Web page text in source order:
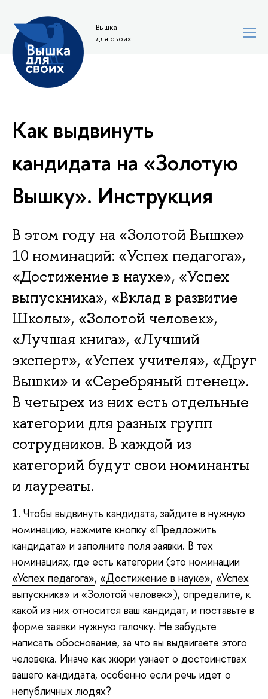
Вышка
для своих
Как выдвинуть
кандидата на «Золотую
Вышку». Инструкция
В этом году на «Золотой Вышке»
10 номинаций: «Успех педагога»,
«Достижение в науке», «Успех
выпускника», «Вклад в развитие
Школы», «Золотой человек»,
«Лучшая книга», «Лучший
эксперт», «Успех учителя», «Друг
Вышки» и «Серебряный птенец».
В четырех из них есть отдельные
категории для разных групп
сотрудников. В каждой из
категорий будут свои номинанты
и лауреаты.
1. Чтобы выдвинуть кандидата, зайдите в нужную
номинацию, нажмите кнопку «Предложить
кандидата» и заполните поля заявки. В тех
номинациях, где есть категории (это номинации
«Успех педагога», «Достижение в науке», «Успех
выпускника» и «Золотой человек»), определите, к
какой из них относится ваш кандидат, и поставьте в
форме заявки нужную галочку. Не забудьте
написать обоснование, за что вы выдвигаете этого
человека. Иначе как жюри узнает о достоинствах
вашего кандидата, особенно если речь идет о
непубличных людях?